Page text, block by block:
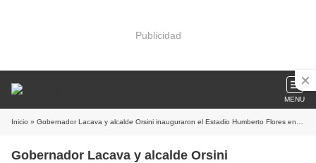
Publicidad
MENU
Inicio » Gobernador Lacava y alcalde Orsini inauguraron el Estadio Humberto Flores en Libertador
Gobernador Lacava y alcalde Orsini